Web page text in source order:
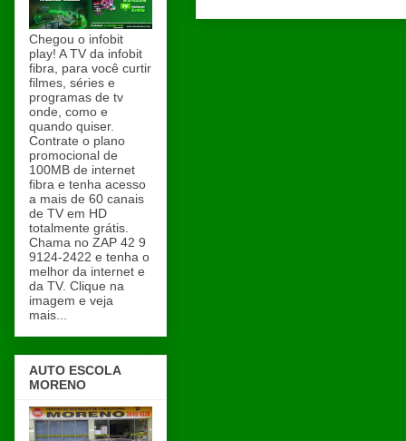
Chegou o infobit
play! A TV da infobit
fibra, para você curtir
filmes, séries e
programas de tv
onde, como e
quando quiser.
Contrate o plano
promocional de
100MB de internet
fibra e tenha acesso
a mais de 60 canais
de TV em HD
totalmente grátis.
Chama no ZAP 42 9
9124-2422 e tenha o
melhor da internet e
da TV. Clique na
imagem e veja
mais...
AUTO ESCOLA
MORENO